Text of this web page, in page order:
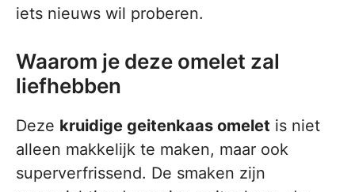
iets nieuws wil proberen.
Waarom je deze omelet zal
liefhebben
Deze kruidige geitenkaas omelet is niet
alleen makkelijk te maken, maar ook
superverfrissend. De smaken zijn